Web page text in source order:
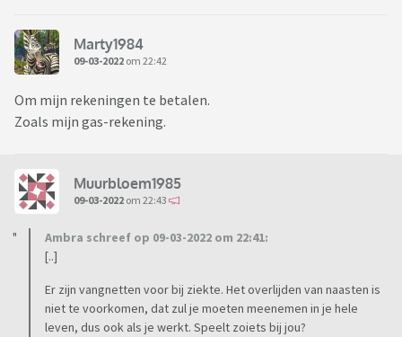
Marty1984
09-03-2022 om 22:42
Om mijn rekeningen te betalen.
Zoals mijn gas-rekening.
Muurbloem1985
09-03-2022 om 22:43
Ambra schreef op 09-03-2022 om 22:41:
[..]
Er zijn vangnetten voor bij ziekte. Het overlijden van naasten is
niet te voorkomen, dat zul je moeten meenemen in je hele
leven, dus ook als je werkt. Speelt zoiets bij jou?